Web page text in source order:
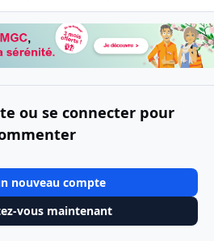
ou se connecter pour
nouveau compte
vous maintenant